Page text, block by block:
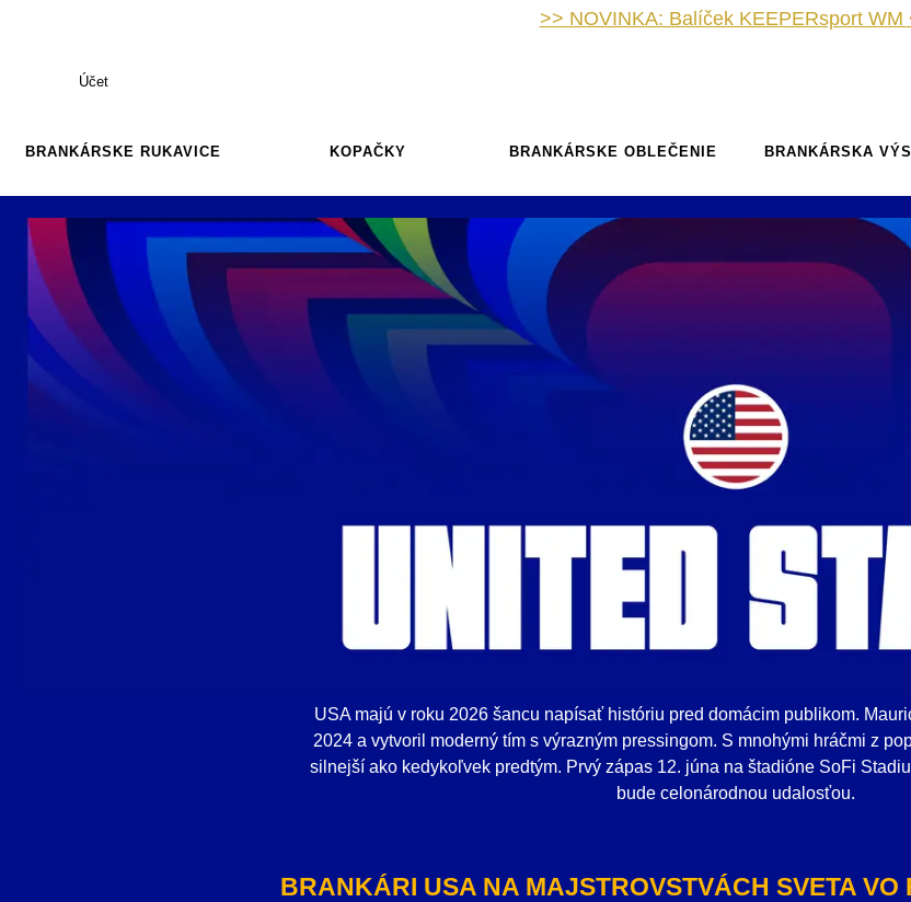
>> NOVINKA: Balíček KEEPERsport WM
Účet
BRANKÁRSKE RUKAVICE KOPAČKY BRANKÁRSKE OBLEČENIE BRANKÁRSKA
USA majú v roku 2026 šancu napísať históriu pred domácim publikom.
2024 a vytvoril moderný tím s výrazným pressingom. S mnohými hráčmi z
silnejší ako kedykoľvek predtým. Prvý zápas 12. júna na štadióne SoFi
bude celonárodnou udalosťou.
BRANKÁRI USA NA MAJSTROVSTVÁCH SVETA